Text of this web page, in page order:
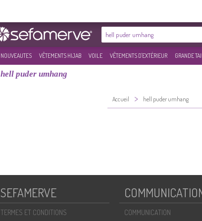
NOUVEAUTES VÊTEMENTS HIJAB VOILE VÊTEMENTS D'EXTÉRIEUR GRANDE
hell puder umhang
Accueil > hell puder umhang
SEFAMERVE
TERMES ET CONDITIONS
COMMUNICATION